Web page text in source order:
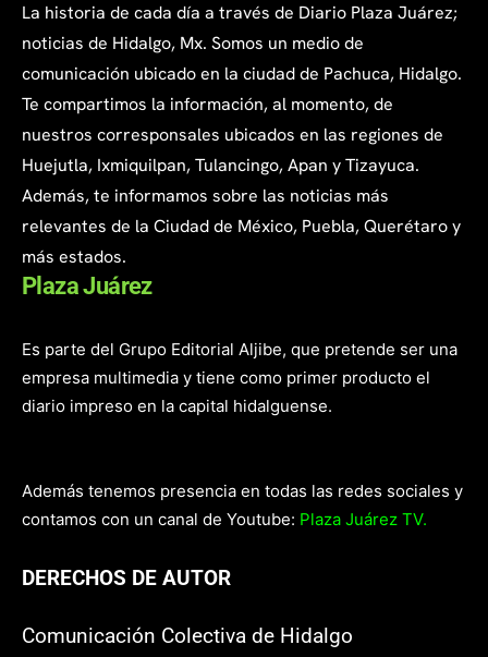
La historia de cada día a través de Diario Plaza Juárez;
noticias de Hidalgo, Mx. Somos un medio de
comunicación ubicado en la ciudad de Pachuca, Hidalgo.
Te compartimos la información, al momento, de
nuestros corresponsales ubicados en las regiones de
Huejutla, Ixmiquilpan, Tulancingo, Apan y Tizayuca.
Además, te informamos sobre las noticias más
relevantes de la Ciudad de México, Puebla, Querétaro y
más estados.
Plaza Juárez
Es parte del Grupo Editorial Aljibe, que pretende ser una
empresa multimedia y tiene como primer producto el
diario impreso en la capital hidalguense.
Además tenemos presencia en todas las redes sociales y
contamos con un canal de Youtube: Plaza Juárez TV.
DERECHOS DE AUTOR
Comunicación Colectiva de Hidalgo